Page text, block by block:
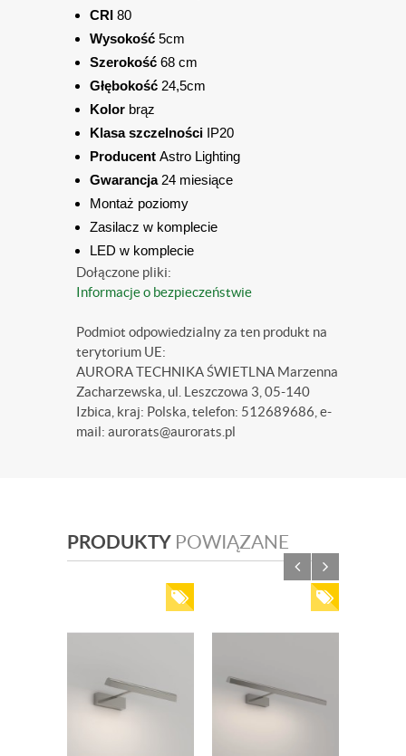
CRI 80
Wysokość 5cm
Szerokość 68 cm
Głębokość 24,5cm
Kolor brąz
Klasa szczelności IP20
Producent Astro Lighting
Gwarancja 24 miesiące
Montaż poziomy
Zasilacz w komplecie
LED w komplecie
Dołączone pliki:
Informacje o bezpieczeństwie
Podmiot odpowiedzialny za ten produkt na
terytorium UE:
AURORA TECHNIKA ŚWIETLNA Marzenna
Zacharzewska, ul. Leszczowa 3, 05-140
Izbica, kraj: Polska, telefon: 512689686, e-
mail: aurorats@aurorats.pl
PRODUKTY POWIĄZANE